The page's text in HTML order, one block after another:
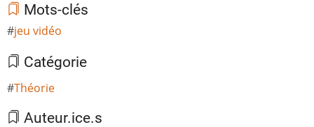
Mots-clés
jeu vidéo
Catégorie
Théorie
Auteur.ice.s